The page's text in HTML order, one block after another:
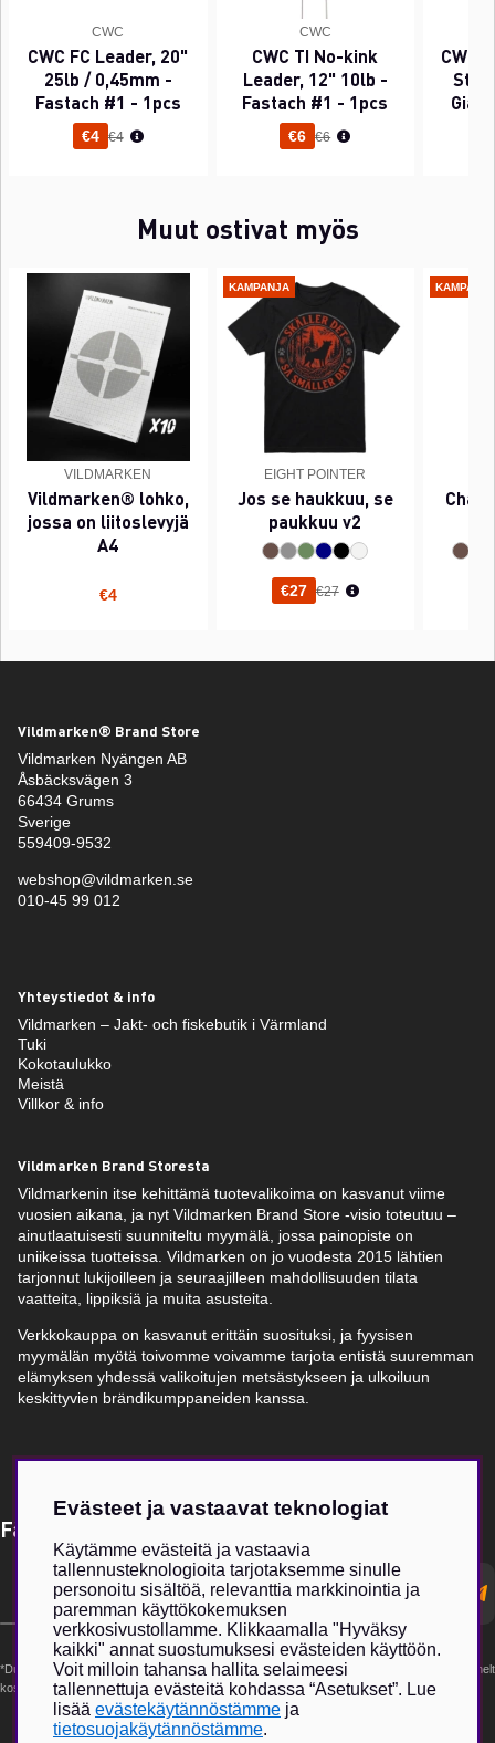
CWC
CWC FC Leader, 20"
25lb / 0,45mm -
Fastach #1 - 1pcs
€4 Normaali hinta
€4
CWC
CWC TI No-kink
Leader, 12" 10lb -
Fastach #1 - 1pcs
€6 Normaali hinta
€6
CWC
Muut ostivat myös
VILDMARKEN
Vildmarken® lohko,
jossa on liitoslevyjä
A4
€4
KAMPANJA
EIGHT POINTER
Jos se haukkuu, se
paukkuu v2
€27 Normaali hinta
€27
Vildmarken® Brand Store
Vildmarken Nyängen AB
Åsbäcksvägen 3
66434 Grums
Sverige
559409-9532
webshop@vildmarken.se
010-45 99 012
Yhteystiedot & info
Vildmarken – Jakt- och fiskebutik i Värmland
Tuki
Kokotaulukko
Meistä
Villkor & info
Vildmarken Brand Storesta
Vildmarkenin itse kehittämä tuotevalikoima on kasvanut viime
vuosien aikana, ja nyt Vildmarken Brand Store -visio toteutuu –
ainutlaatuisesti suunniteltu myymälä, jossa painopiste on
uniikeissa tuotteissa. Vildmarken on jo vuodesta 2015 lähtien
tarjonnut lukijoilleen ja seuraajilleen mahdollisuuden tilata
vaatteita, lippiksiä ja muita asusteita.
Verkkokauppa on kasvanut erittäin suosituksi, ja fyysisen
myymälän myötä toivomme voivamme tarjota entistä suuremman
elämyksen yhdessä valikoitujen metsästykseen ja ulkoiluun
keskittyvien brändikumppaneiden kanssa.
Få Magasin Vildmarken direkt till din e-post!*
postadress
*Du kan även få erbjudanden och nyheter från samarbetspartners. Din prenumeration är helt
kostnadsfri och kan avslutas när som helst.
Evästeet ja vastaavat teknologiat
Käytämme evästeitä ja vastaavia
tallennusteknologioita tarjotaksemme sinulle
personoitu sisältöä, relevanttia markkinointia ja
paremman käyttökokemuksen
verkkosivustollamme. Klikkaamalla "Hyväksy
kaikki" annat suostumuksesi evästeiden käyttöön.
Voit milloin tahansa hallita selaimeesi
tallennettuja evästeitä kohdassa “Asetukset”. Lue
lisää evästekäytännöstämme ja
tietosuojakäytännöstämme.